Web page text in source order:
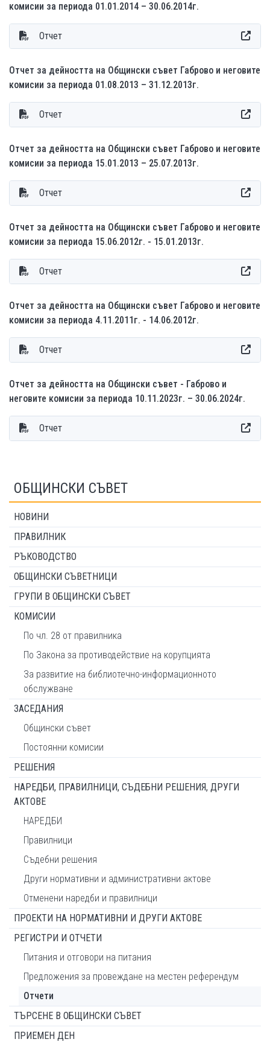
комисии за периода 01.01.2014 – 30.06.2014г.
Отчет
Отчет за дейността на Общински съвет Габрово и неговите
комисии за периода 01.08.2013 – 31.12.2013г.
Отчет
Отчет за дейността на Общински съвет Габрово и неговите
комисии за периода 15.01.2013 – 25.07.2013г.
Отчет
Отчет за дейността на Общински съвет Габрово и неговите
комисии за периода 15.06.2012г. - 15.01.2013г.
Отчет
Отчет за дейността на Общински съвет Габрово и неговите
комисии за периода 4.11.2011г. - 14.06.2012г.
Отчет
Отчет за дейността на Общински съвет - Габрово и
неговите комисии за периода 10.11.2023г. – 30.06.2024г.
Отчет
ОБЩИНСКИ СЪВЕТ
НОВИНИ
ПРАВИЛНИК
РЪКОВОДСТВО
ОБЩИНСКИ СЪВЕТНИЦИ
ГРУПИ В ОБЩИНСКИ СЪВЕТ
КОМИСИИ
По чл. 28 от правилника
По Закона за противодействие на корупцията
За развитие на библиотечно-информационното
обслужване
ЗАСЕДАНИЯ
Общински съвет
Постоянни комисии
РЕШЕНИЯ
НАРЕДБИ, ПРАВИЛНИЦИ, СЪДЕБНИ РЕШЕНИЯ, ДРУГИ
АКТОВЕ
НАРЕДБИ
Правилници
Съдебни решения
Други нормативни и административни актове
Отменени наредби и правилници
ПРОЕКТИ НА НОРМАТИВНИ И ДРУГИ АКТОВЕ
РЕГИСТРИ И ОТЧЕТИ
Питания и отговори на питания
Предложения за провеждане на местен референдум
Отчети
ТЪРСЕНЕ В ОБЩИНСКИ СЪВЕТ
ПРИЕМЕН ДЕН